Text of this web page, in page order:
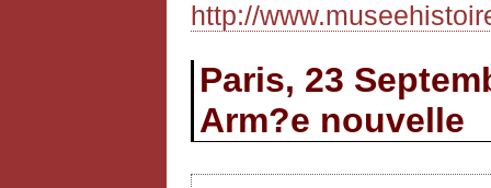
http://
Paris, 23
Arm?e nouvelle